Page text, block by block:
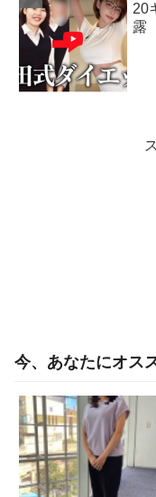
20
露
今、あなたにオス